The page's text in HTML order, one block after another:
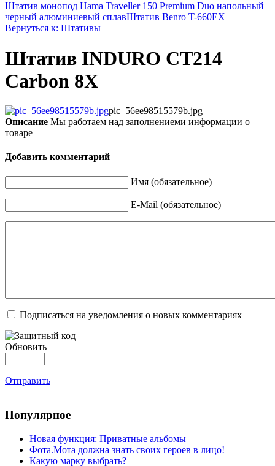
Штатив монопод Hama Traveller 150 Premium Duo напольный
черный алюминиевый сплавШтатив Benro T-660EX
Вернуться к: Штативы
Штатив INDURO CT214
Carbon 8X
pic_56ee98515579b.jpg
Описание Мы работаем над заполнениеми информации о
товаре
Добавить комментарий
Имя (обязательное)
E-Mail (обязательное)
Подписаться на уведомления о новых комментариях
Обновить
Отправить
Популярное
Новая функция: Приватные альбомы
Фота.Мота должна знать своих героев в лицо!
Какую марку выбрать?